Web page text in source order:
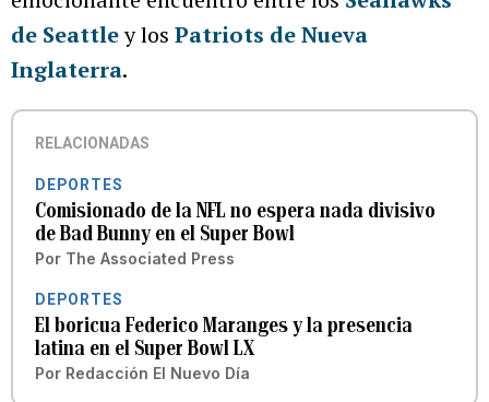
de Seattley los Patriots de Nueva
Inglaterra.
RELACIONADAS
DEPORTES
Comisionado de la NFL no espera nada divisivo
de Bad Bunny en el Super Bowl
Por The Associated Press
DEPORTES
El boricua Federico Maranges y la presencia
latina en el Super Bowl LX
Por Redacción El Nuevo Día